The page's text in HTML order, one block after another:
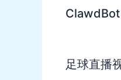
ClawdBot
足球直播